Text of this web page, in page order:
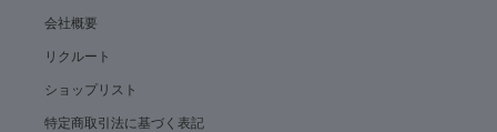
会社概要
リクルート
ショップリスト
特定商取引法に基づく表記